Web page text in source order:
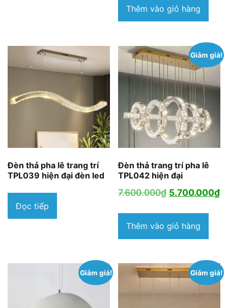
8.500.000₫.
tại
là:
Thêm vào giỏ hàng
Đèn thả pha lê trang trí
TPL039 hiện đại đèn led
Đọc tiếp
Giảm giá!
Đèn thả trang trí pha lê
TPL042 hiện đại
7.600.000₫ Giá
là:
7.600.000₫.
5.700.000₫
Thêm vào giỏ hàng
Giảm giá! Giảm giá!